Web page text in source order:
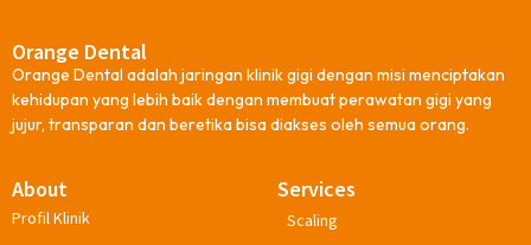
Orange Dental
Orange Dental adalah jaringan klinik gigi dengan misi menciptakan
kehidupan yang lebih baik dengan membuat perawatan gigi yang
jujur, transparan dan beretika bisa diakses oleh semua orang.
About
Profil Klinik
Services
Scaling